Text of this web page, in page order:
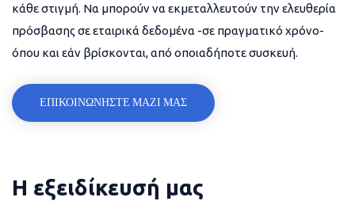
κάθε στιγμή. Να μπορούν να εκμεταλλευτούν την ελευθερία
πρόσβασης σε εταιρικά δεδομένα -σε πραγματικό χρόνο-
όπου και εάν βρίσκονται, από οποιαδήποτε συσκευή.
ΕΠΙΚΟΙΝΩΝΗΣΤΕ ΜΑΖΙ ΜΑΣ
Η εξειδίκευσή μας